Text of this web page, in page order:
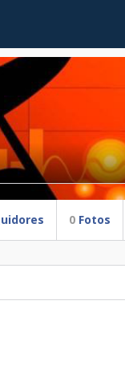
0 Fotos